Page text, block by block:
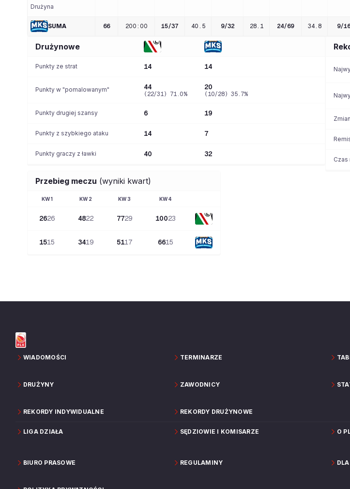
Drużyna
SUMA 66 200 : 00 15/37 40.5 9/32 28.1 24/69 34.8 9/16
Drużynowe
Punkty ze strat 14 14
Punkty w "pomalowanym" 44
(22/31) 71.0%
20
(10/28) 35.7%
Punkty drugiej szansy 6 19
Punkty z szybkiego ataku 14 7
Punkty graczy z ławki 40 32
Czas
Przebieg meczu (wyniki kwart)
KW1 KW 2 KW3 KW4
2626 4822 7729 10023
1515 3419 5117 6615
WIADOMOŚCI TERMINARZE
DRUŻYNY ZAWODNICY
REKORDY INDYWIDUALNE REKORDY DRUŻYNOWE
LIGA DZIAŁA SĘDZIOWIE I KOMISARZE O
BIURO PRASOWE REGULAMINY